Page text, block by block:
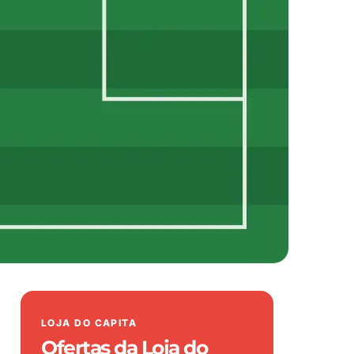
LOJA DO CAPITA
Ofertas da Loja do